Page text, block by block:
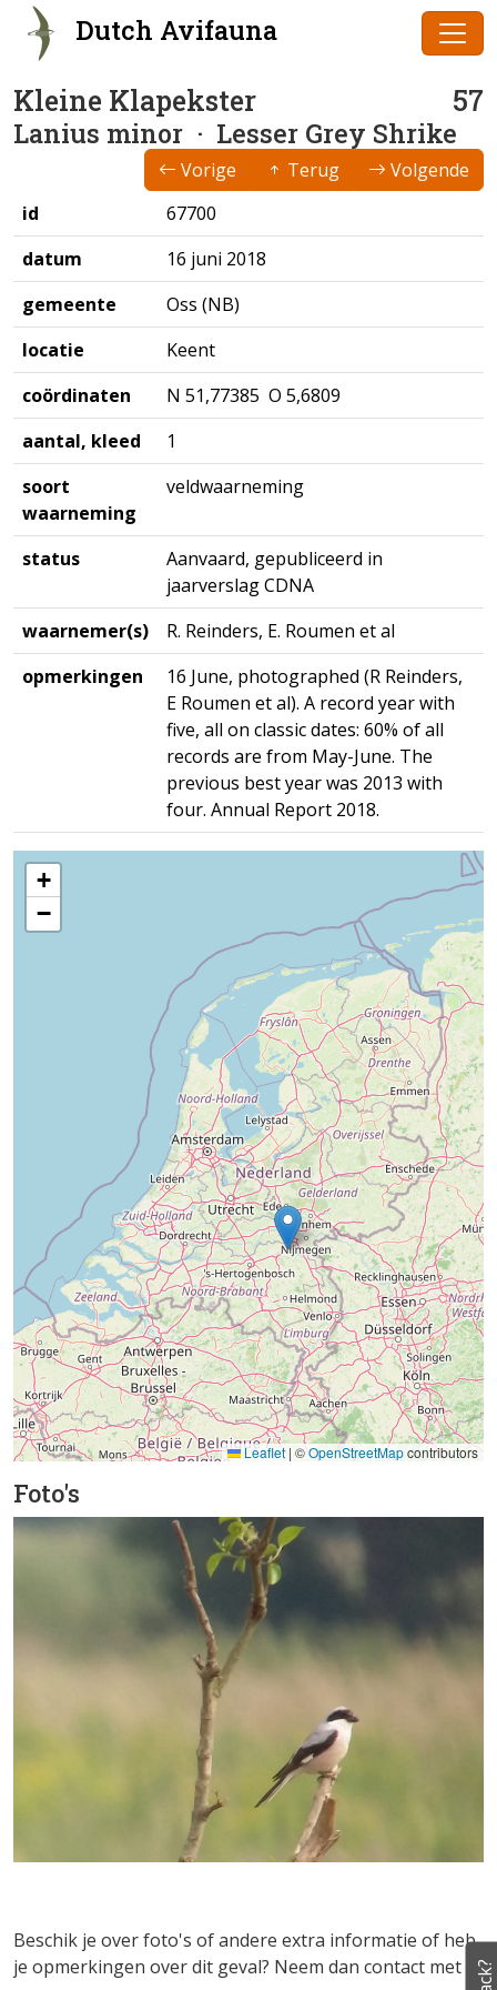
Dutch Avifauna
Kleine Klapekster 57
Lanius minor · Lesser Grey Shrike
Vorige Terug
Volgende
id
67700
datum
16 juni 2018
gemeente
Oss (NB)
locatie
Keent
coördinaten
N 51,77385 O 5,6809
aantal, kleed
1
soort
waarneming
veldwaarneming
status
Aanvaard, gepubliceerd in
jaarverslag CDNA
waarnemer(s)
R. Reinders, E. Roumen et al
opmerkingen
16 June, photographed (R Reinders,
E Roumen et al). A record year with
five, all on classic dates: 60% of all
records are from May-June. The
previous best year was 2013 with
four. Annual Report 2018.
+
−
Leaflet| ©OpenStreetMapcontributors
Foto's
Beschik je over foto's of andere extra informatie of heb
je opmerkingen over dit geval? Neem dan contact met